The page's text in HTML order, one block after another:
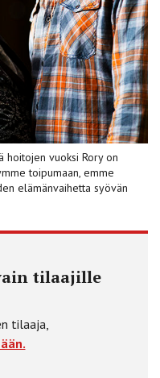
hoitojen vuoksi Rory on
toipumaan, emme
elämänvaihetta syövän
tilaajille
tilaaja,